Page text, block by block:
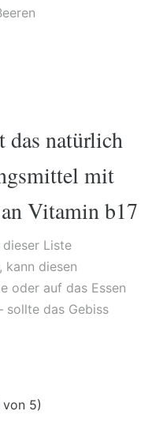
das natürlich
mit
Vitamin b17
Liste
kann diesen
oder auf das Essen
sollte das Gebiss
von 5)